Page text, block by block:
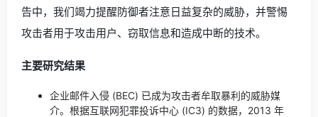
告中，我们竭力提醒防御者注意日益复杂的威胁，并警惕
攻击者用于攻击用户、窃取信息和造成中断的技术。
主要研究结果
企业邮件入侵 (BEC) 已成为攻击者牟取暴利的威胁媒
介。根据互联网犯罪投诉中心 (IC3) 的数据，2013 年